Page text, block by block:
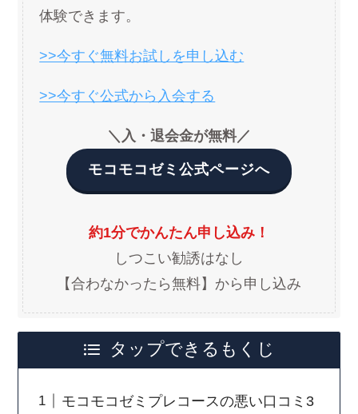
体験できます。
>>今すぐ無料お試しを申し込む
>>今すぐ公式から入会する
＼入・退会金が無料／
モコモコゼミ公式ページへ
約1分でかんたん申し込み！
しつこい勧誘はなし
【合わなかったら無料】から申し込み
タップできるもくじ
モコモコゼミプレコースの悪い口コミ3